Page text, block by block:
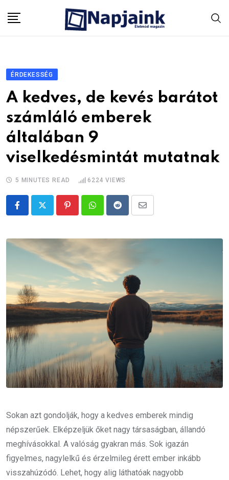
ÉRDEKESSÉG
A kedves, de kevés barátot
számláló emberek
általában 9
viselkedésmintát mutatnak
5 MINUTES READ 6224 VIEWS
PinterestWhatsappRedditShare
Email
Sokan azt gondolják, hogy a kedves emberek mindig
népszerűek. Elképzeljük őket nagy társaságban, állandó
meghívásokkal. A valóság gyakran más. Sok igazán
figyelmes, nagylelkű és érzelmileg érett ember inkább
visszahúzódó. Lehet, hogy alig láthatóak nagyobb